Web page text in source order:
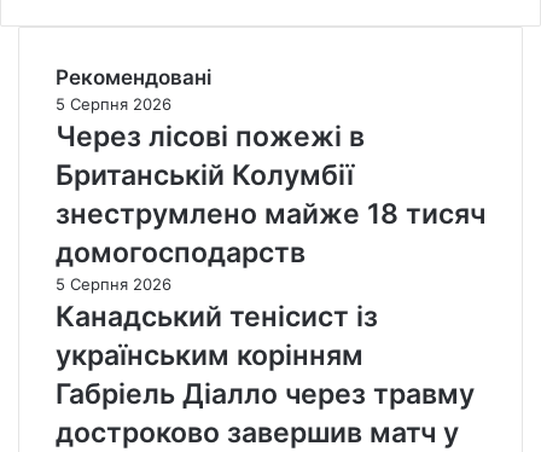
Рекомендовані
5 Серпня 2026
Через лісові пожежі в
Британській Колумбії
знеструмлено майже 18 тисяч
домогосподарств
5 Серпня 2026
Канадський тенісист із
українським корінням
Габріель Діалло через травму
достроково завершив матч у